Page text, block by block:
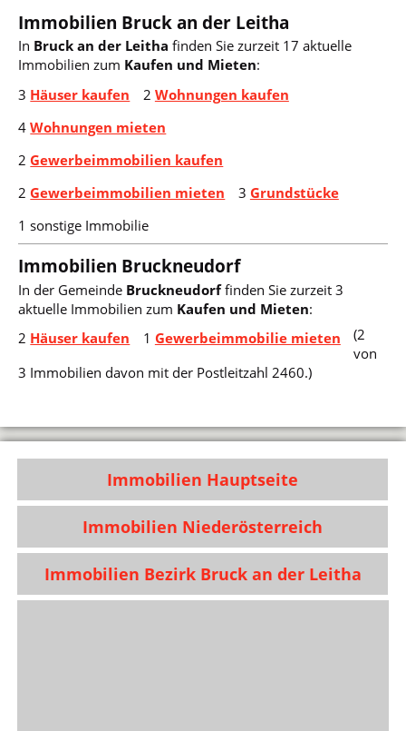
Immobilien Bruck an der Leitha
In Bruck an der Leitha finden Sie zurzeit 17 aktuelle
Immobilien zum Kaufen und Mieten:
3 Häuser kaufen 2 Wohnungen kaufen
4Wohnungen mieten
2Gewerbeimmobilien kaufen
2Gewerbeimmobilien mieten 3 Grundstücke
1 sonstige Immobilie
Immobilien Bruckneudorf
In der Gemeinde Bruckneudorffinden Sie zurzeit 3
aktuelle Immobilien zum Kaufen und Mieten:
2 Häuser kaufen 1 Gewerbeimmobilie mieten
(2
von
3 Immobilien davon mit der Postleitzahl 2460.)
Immobilien Hauptseite
Immobilien Niederösterreich
Immobilien Bezirk Bruck an der Leitha